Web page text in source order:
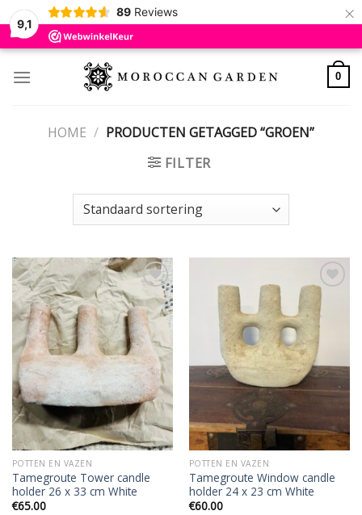
9,1
89 Reviews ×
Skip
0
HOME / PRODUCTEN GETAGGED “GROEN”
FILTER
Add to
wishlist
POTTEN EN VAZEN
Tamegroute Tower candle
holder 26 x 33 cm White
€65.00
Add to
POTTEN EN VAZEN
Tamegroute Window candle
holder 24 x 23 cm White
€60.00